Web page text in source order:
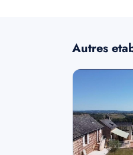
Autres